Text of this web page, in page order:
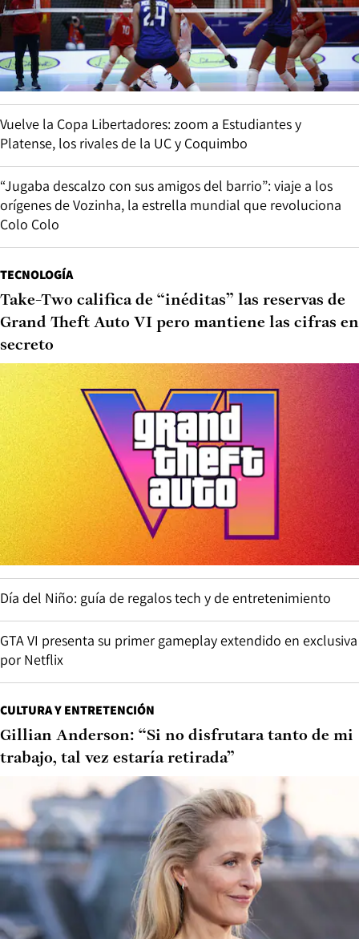
Vuelve la Copa Libertadores: zoom a Estudiantes y
Platense, los rivales de la UC y Coquimbo
“Jugaba descalzo con sus amigos del barrio”: viaje a los
orígenes de Vozinha, la estrella mundial que revoluciona
Colo Colo
TECNOLOGÍA
Take-Two califica de “inéditas” las reservas de
Grand Theft Auto VI pero mantiene las cifras en
secreto
Día del Niño: guía de regalos tech y de entretenimiento
GTA VI presenta su primer gameplay extendido en exclusiva
por Netflix
CULTURA Y ENTRETENCIÓN
Gillian Anderson: “Si no disfrutara tanto de mi
trabajo, tal vez estaría retirada”